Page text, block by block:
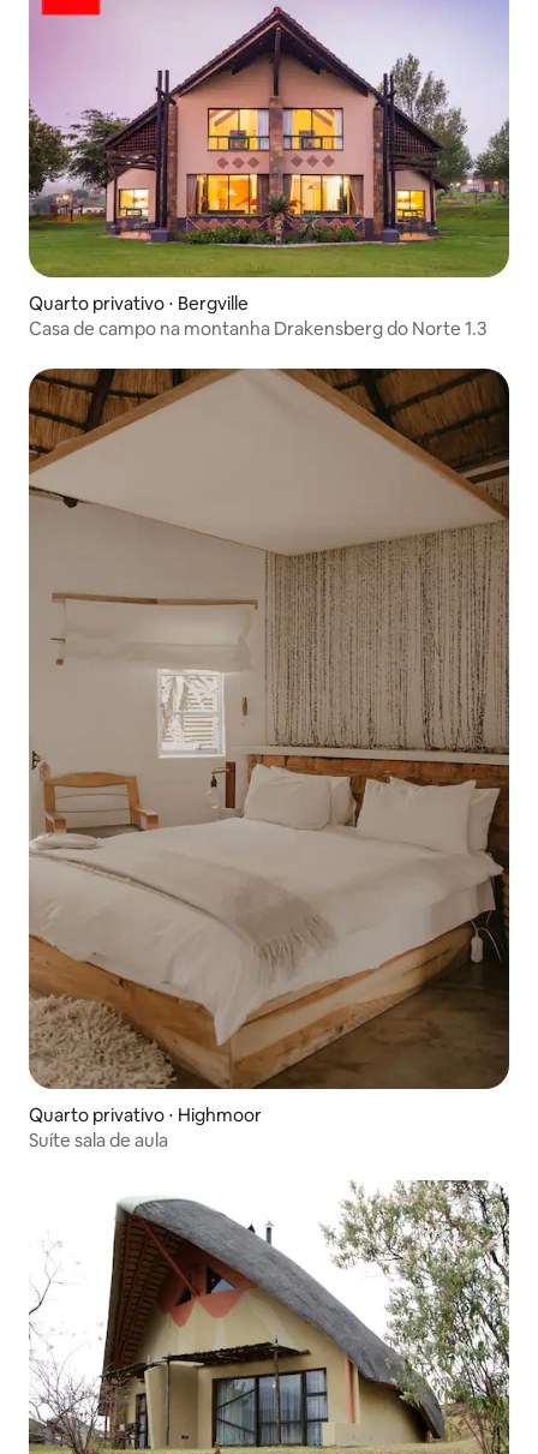
Quarto privativo ⋅ Bergville
Casa de campo na montanha Drakensberg do Norte 1.3
Quarto privativo ⋅ Highmoor
Suíte sala de aula